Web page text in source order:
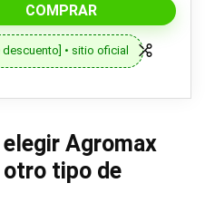
COMPRAR
descuento] • sitio oficial
Agromax
tipo de